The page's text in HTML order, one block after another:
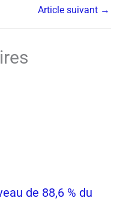
Article suivant →
de 88,6 % du